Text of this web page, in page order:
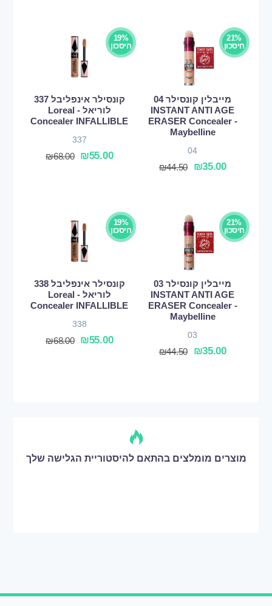
21%
חיסכון
מייבלין קונסילר 04
INSTANT ANTI AGE
ERASER Concealer -
Maybelline
04
₪35.00
₪44.50
19%
חיסכון
קונסילר אינפליבל 337
לוריאל - Loreal
Concealer INFALLIBLE
337
₪55.00
₪68.00
21%
חיסכון
מייבלין קונסילר 03
INSTANT ANTI AGE
ERASER Concealer -
Maybelline
03
₪35.00
₪44.50
19%
חיסכון
קונסילר אינפליבל 338
לוריאל - Loreal
Concealer INFALLIBLE
338
₪55.00
₪68.00
מוצרים מומלצים בהתאם להיסטוריית הגלישה שלך